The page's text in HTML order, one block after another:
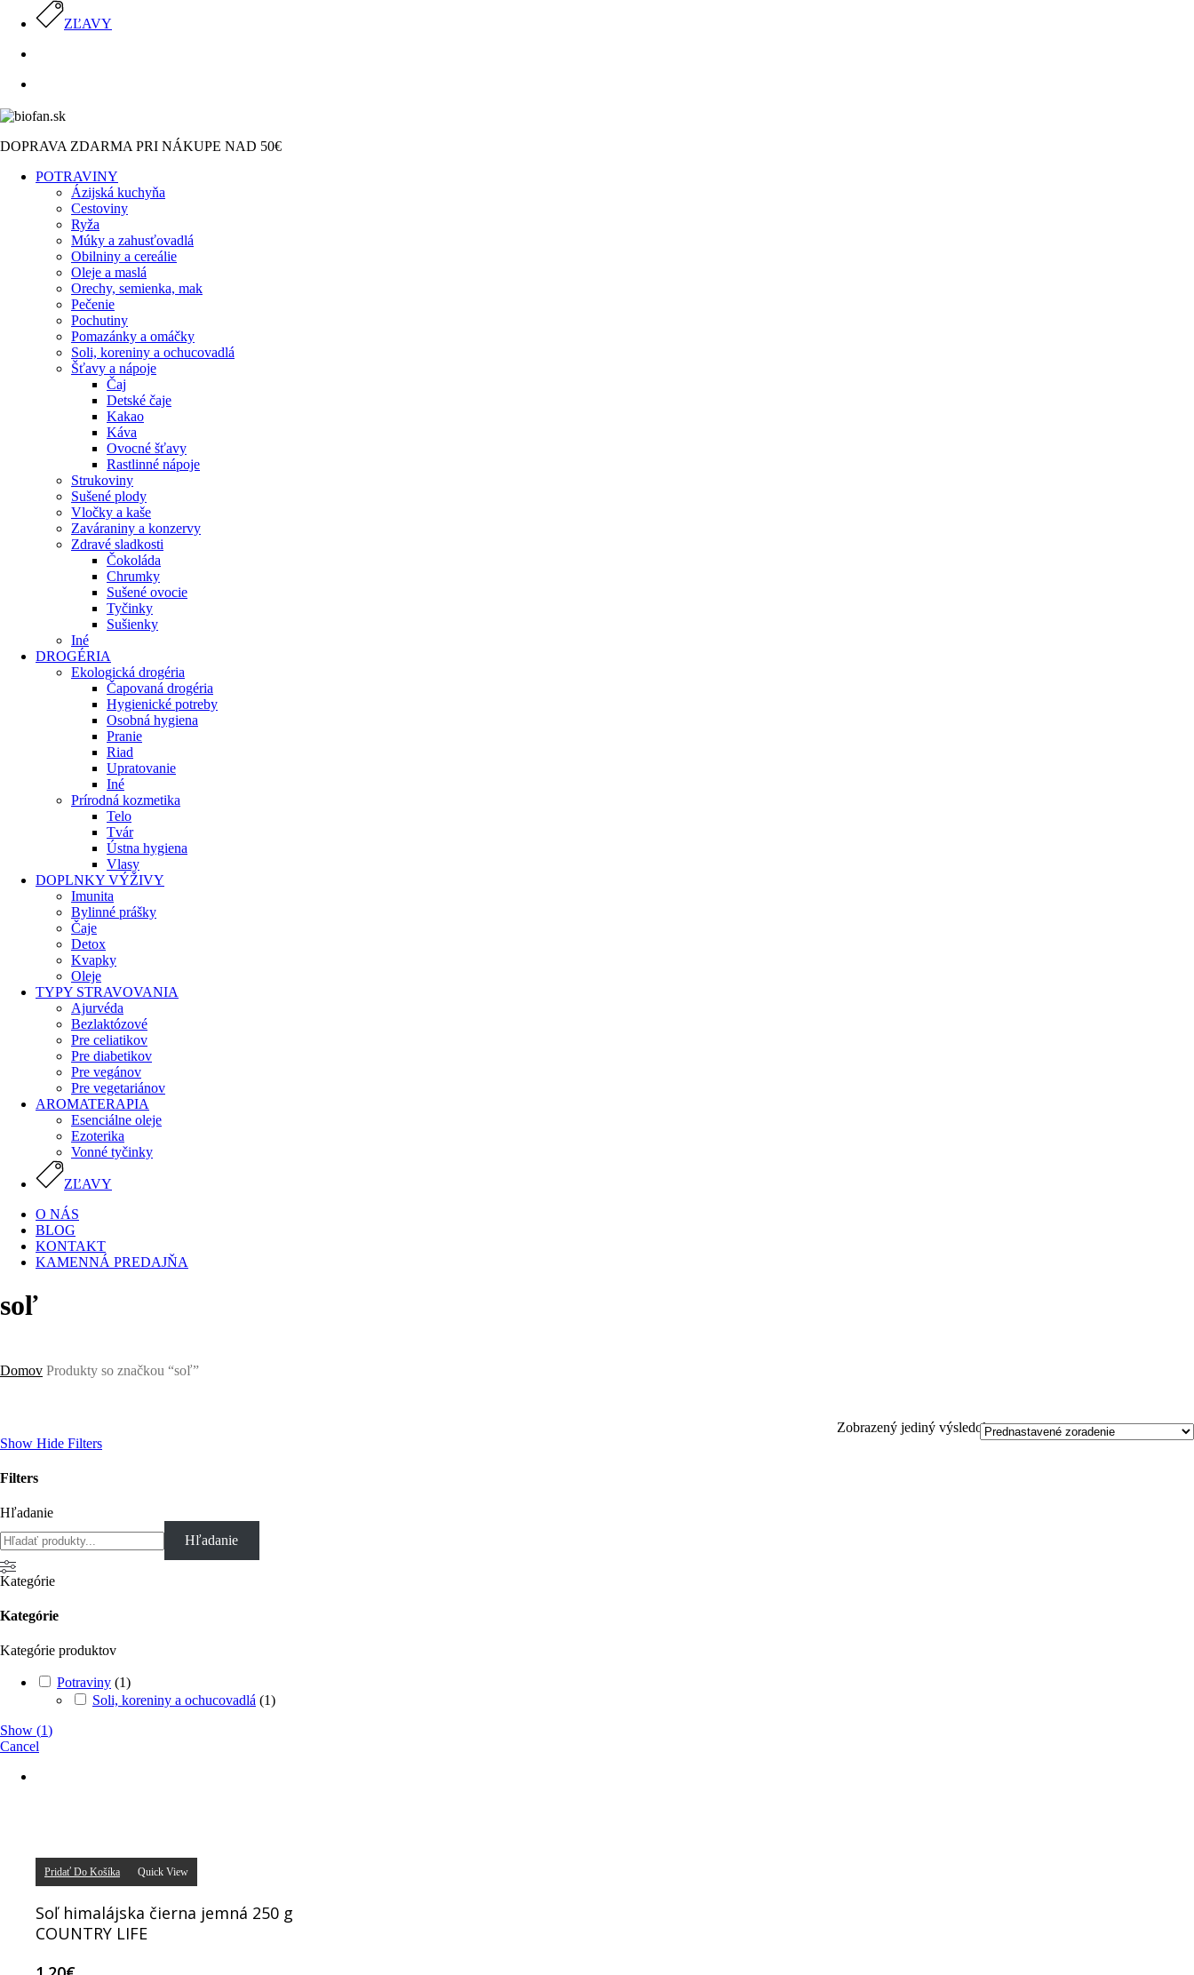
ZĽAVY
DOPRAVA ZDARMA PRI NÁKUPE NAD 50€
POTRAVINY
Ázijská kuchyňa
Cestoviny
Ryža
Múky a zahusťovadlá
Obilniny a cereálie
Oleje a maslá
Orechy, semienka, mak
Pečenie
Pochutiny
Pomazánky a omáčky
Soli, koreniny a ochucovadlá
Šťavy a nápoje
Čaj
Detské čaje
Kakao
Káva
Ovocné šťavy
Rastlinné nápoje
Strukoviny
Sušené plody
Vločky a kaše
Zaváraniny a konzervy
Zdravé sladkosti
Čokoláda
Chrumky
Sušené ovocie
Tyčinky
Sušienky
Iné
DROGÉRIA
Ekologická drogéria
Čapovaná drogéria
Hygienické potreby
Osobná hygiena
Pranie
Riad
Upratovanie
Iné
Prírodná kozmetika
Telo
Tvár
Ústna hygiena
Vlasy
DOPLNKY VÝŽIVY
Imunita
Bylinné prášky
Čaje
Detox
Kvapky
Oleje
TYPY STRAVOVANIA
Ajurvéda
Bezlaktózové
Pre celiatikov
Pre diabetikov
Pre vegánov
Pre vegetariánov
AROMATERAPIA
Esenciálne oleje
Ezoterika
Vonné tyčinky
ZĽAVY
O NÁS
BLOG
KONTAKT
KAMENNÁ PREDAJŇA
soľ
Domov Produkty so značkou “soľ”
Show Hide Filters
Zobrazený jediný výsledok
Filters
Close
Filters
Hľadanie
Hľadanie
Kategórie
Kategórie
Kategórie produktov
Potraviny (1)
Soli, koreniny a ochucovadlá (1)
Show (1)
Cancel
Pridať Do Košíka Quick View
Soľ himalájska čierna jemná 250 g
COUNTRY LIFE